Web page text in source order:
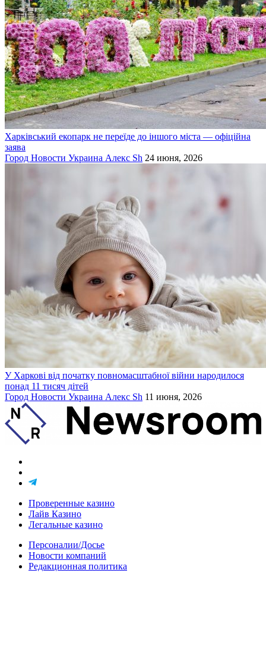
Харківський екопарк не переїде до іншого міста — офіційна
заява
Город Новости Украина Алекс Sh 24 июня, 2026
У Харкові від початку повномасштабної війни народилося
понад 11 тисяч дітей
Город Новости Украина Алекс Sh 11 июня, 2026
Проверенные казино
Лайв Казино
Легальные казино
Персоналии/Досье
Новости компаний
Редакционная политика